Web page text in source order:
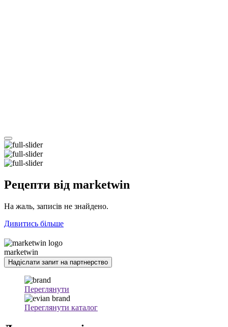
Рецепти від marketwin
На жаль, записів не знайдено.
Дивитись більше
marketwin
Надіслати запит на партнерство
Переглянути
Переглянути каталог